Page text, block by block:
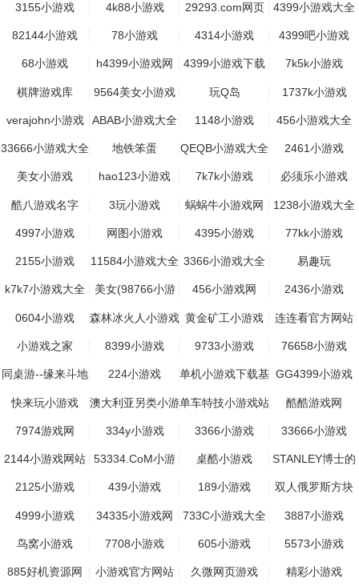
3155小游戏 4k88小游戏 29293.com网页
小游戏
4399小游戏大全
82144小游戏 78小游戏 4314小游戏 4399吧小游戏
68小游戏 h4399小游戏网 4399小游戏下载
大全
7k5k小游戏
棋牌游戏库 9564美女小游戏 玩Q岛 1737k小游戏
verajohn小游戏 ABAB小游戏大全 1148小游戏 456小游戏大全
33666小游戏大全 地铁笨蛋 QEQB小游戏大全 2461小游戏
美女小游戏 hao123小游戏 7k7k小游戏 必须乐小游戏
酷八游戏名字 3玩小游戏 蜗蜗牛小游戏网 1238小游戏大全
4997小游戏 网图小游戏 4395小游戏 77kk小游戏
2155小游戏 11584小游戏大全 3366小游戏大全
平台
易趣玩
k7k7小游戏大全 美女(98766小游
戏)小游戏
456小游戏网 2436小游戏
0604小游戏 森林冰火人小游戏
大全
黄金矿工小游戏 连连看官方网站
小游戏之家 8399小游戏 9733小游戏 76658小游戏
同桌游--缘来斗地
主
224小游戏 单机小游戏下载基
地|游戏诱吧
GG4399小游戏
快来玩小游戏 澳大利亚另类小游
戏站
单车特技小游戏站 酷酷游戏网
7974游戏网 334y小游戏 3366小游戏 33666小游戏
2144小游戏网站 53334.CoM小游
戏门户网站
桌酷小游戏 STANLEY博士的
家
2125小游戏 439小游戏 189小游戏 双人俄罗斯方块
4999小游戏 34335小游戏网 733C小游戏大全 3887小游戏
鸟窝小游戏 7708小游戏 605小游戏 5573小游戏
885好机资源网 小游戏官方网站 久微网页游戏 精彩小游戏